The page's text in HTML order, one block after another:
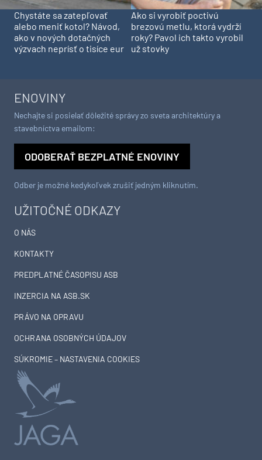
Chystáte sa zatepľovať
alebo meniť kotol? Návod,
ako v nových dotačných
výzvach neprísť o tisíce eur
Ako si vyrobiť poctivú
brezovú metlu, ktorá vydrží
roky? Pavol ich takto vyrobil
už stovky
UŽITOČNÉ ODKAZY
O NÁS
KONTAKTY
PREDPLATNÉ ČASOPISU ASB
INZERCIA NA ASB.SK
PRÁVO NA OPRAVU
OCHRANA OSOBNÝCH ÚDAJOV
SÚKROMIE – NASTAVENIA COOKIES
ENOVINY
Nechajte si posielať dôležité správy zo sveta architektúry a
stavebníctva emailom:
ODOBERAŤ BEZPLATNÉ ENOVINY
Odber je možné kedykoľvek zrušiť jedným kliknutím.